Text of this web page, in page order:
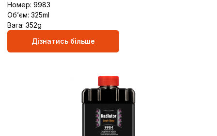
Номер: 9983
Об’єм: 325ml
Вага: 352g
Дізнатись більше